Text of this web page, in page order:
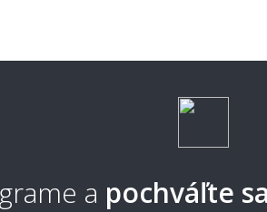
často sa odporúča koberec vysávať?
a pochváľte sa